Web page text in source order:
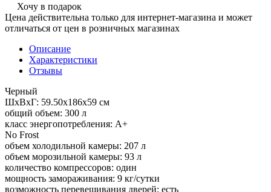
Хочу в подарок
Цена действительна только для интернет-магазина и может
отличаться от цен в розничных магазинах
Описание
Характеристики
Отзывы
Черный
ШхВхГ: 59.50х186х59 см
общий объем: 300 л
класс энергопотребления: A+
No Frost
объем холодильной камеры: 207 л
объем морозильной камеры: 93 л
количество компрессоров: один
мощность замораживания: 9 кг/сутки
возможность перевешивания дверей: есть